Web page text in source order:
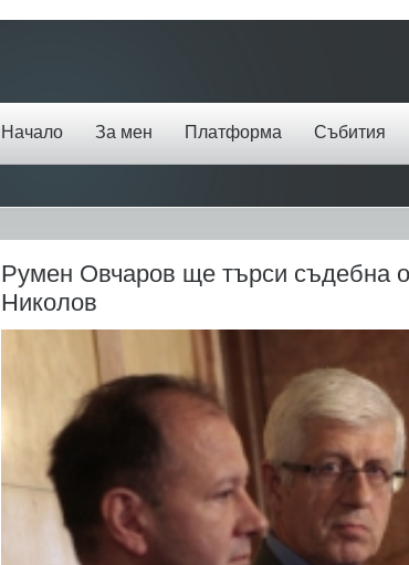
Начало За мен Платформа Събития
Румен Овчаров ще търси съдебна
Николов